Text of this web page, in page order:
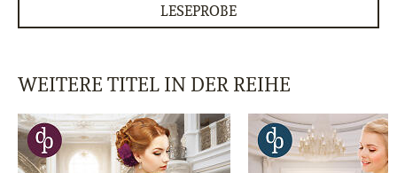
LESEPROBE
WEITERE TITEL IN DER REIHE